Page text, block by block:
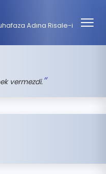
Adına Risale-i
vermezdi.